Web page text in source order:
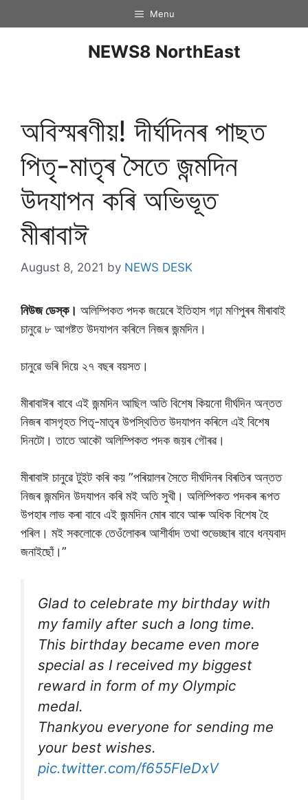
Menu
NEWS8 NorthEast
অবিস্মৰণীয়! দীৰ্ঘদিনৰ পাছত
পিতৃ-মাতৃৰ সৈতে জন্মদিন
উদযাপন কৰি অভিভূত
মীৰাবাঈ
August 8, 2021 by NEWS DESK
নিউজ ডেস্ক। অলিম্পিকত পদক জয়েৰে ইতিহাস গঢ়া মণিপুৰৰ মীৰাবাই
চানুৱে ৮ আগষ্টত উদযাপন কৰিলে নিজৰ জন্মদিন।
চানুৱে ভৰি দিয়ে ২৭ বছৰ বয়সত।
মীৰাবাঈৰ বাবে এই জন্মদিন আছিল অতি বিশেষ কিয়নাে দীৰ্ঘদিন অন্তত
নিজৰ বাসগৃহত পিতৃ-মাতৃৰ উপস্থিতিত উদযাপন কৰিলে এই বিশেষ
দিনটাে। তাতে আকৌ অলিম্পিকত পদক জয়ৰ গৌৰৱ।
মীৰাবাঈ চানুৱে টুইট কৰি কয় ”পৰিয়ালৰ সৈতে দীৰ্ঘদিনৰ বিৰতিৰ অন্তত
নিজৰ জন্মদিন উদযাপন কৰি মই অতি সুখী। অলিম্পিকত পদকৰ ৰূপত
উপহাৰ লাভ কৰা বাবে এই জন্মদিন মােৰ বাবে আৰু অধিক বিশেষ হৈ
পৰিল। মই সকলােকে তেওঁলােকৰ আশীৰ্বাদ তথা শুভেচ্ছাৰ বাবে ধন্যবাদ
জনাইছােঁ।”
Glad to celebrate my birthday with
my family after such a long time.
This birthday became even more
special as I received my biggest
reward in form of my Olympic
medal.
Thankyou everyone for sending me
your best wishes.
pic.twitter.com/f655FleDxV